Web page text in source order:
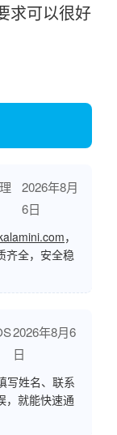
求可以很好
2026年8月
6日
，
齐全，安全稳
2026年8月6
日
写姓名、联系
，就能快速通